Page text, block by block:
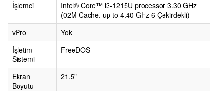
İşlemci
Intel® Core™ i3-1215U processor 3.30 GHz
(02M Cache, up to 4.40 GHz 6 Çekirdekli)
vPro
Yok
İşletim
Sistemi
FreeDOS
Ekran
Boyutu
21.5"